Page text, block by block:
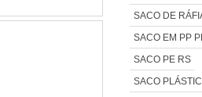
SACO DE
SACO EM PP
SACO PE RS
SACO